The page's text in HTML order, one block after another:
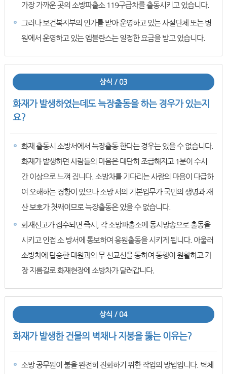
가장 가까운 곳의 소방파출소 119구급차를 출동시키고 있습니다.
그러나 보건복지부의 인가를 받아 운영하고 있는 사설단체 또는 병
원에서 운영하고 있는 엠블란스는 일정한 요금을 받고 있습니다.
상식 / 03
화재가 발생하였는데도 늑장출동을 하는 경우가 있는지
요?
화재 출동시 소방서에서 늑장출동 한다는 경우는 있을 수 없습니다.
화재가 발생하면 사람들의 마음은 대단히 조급해지고 1분이 수시
간 이상으로 느껴 집니다. 소방차를 기다리는 사람의 마음이 다급하
여 오해하는 경향이 있으나 소방 서의 기본업무가 국민의 생명과 재
산 보호가 첫째이므로 늑장출동은 있을 수 없습니다.
화재신고가 접수되면 즉시, 각 소방파출소에 동시방송으로 출동을
시키고 인접 소 방서에 통보하여 응원출동을 시키게 됩니다. 아울러
소방차에 탑승한 대원과의 무 선교신을 통하여 통행이 원활하고 가
장 지름길로 화재현장에 소방차가 달려갑니다.
상식 / 04
화재가 발생한 건물의 벽채나 지붕을 뚫는 이유는?
소방 공무원이 불을 완전히 진화하기 위한 작업의 방법입니다. 벽체